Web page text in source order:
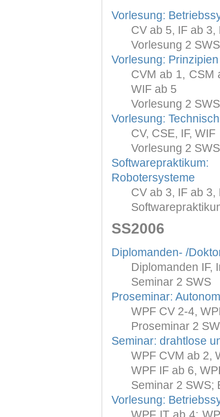
Vorlesung:
CV ab 5, IF ab 3,
Vorlesung 2
Vorlesung:
CVM ab 1, CSM
WIF ab 5
Vorlesung 2
Vorlesung:
CV, CSE, IF, WIF
Vorlesung 2
Robotersysteme
CV ab 3, IF ab 3,
SS2006
Diplomanden- /
Diplomanden IF,
Seminar 2 SWS
Proseminar:
WPF CV 2-4,
Proseminar 2
Seminar: drahtlose
WPF CVM ab 2,
WPF IF ab 6,
Seminar 2 SWS;
Vorlesung: